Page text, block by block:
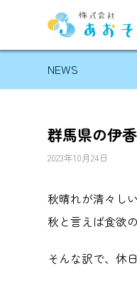
NEWS
群馬県の伊
2023年10月24日
秋晴れが清々し
秋と言えば食欲
そんな訳で、休